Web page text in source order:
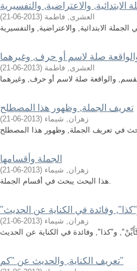
الابتدائية, والاعتراضية, والتفسيرية
العشرى, فاطمة (
2013-06-21
)
الابتدائية, والاعتراضية, والتفسيرية
صلة لاسم أو حرف, وغيرهما
العشرى, فاطمة (
2013-06-21
)
تعريف الجملة, وظهور هذا المصطلح
زهران, شيماء (
2013-06-21
)
في تعريف الجملة, وظهور هذا المصطلح
الجملة وأقسامها
زهران, شيماء (
2013-06-21
)
هذا البحث يبحث في أقسام الجملة.
وفائدة في الكناية عن الحديث
زهران, شيماء (
2013-06-21
)
تعريف الكناية, والحديث عن "كم"